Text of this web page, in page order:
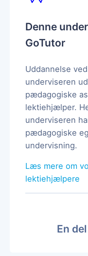
Denne
GoTutor
Uddannelse
underviseren
pædagogiske
lektiehjælper.
underviseren
pædagogiske
undervisning.
Læs mere om
lektiehjælpere
En